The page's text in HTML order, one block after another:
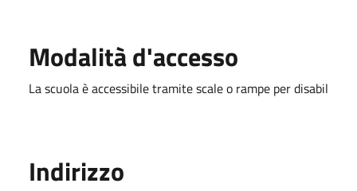
Modalità d'accesso
La scuola è accessibile tramite scale o rampe per disabil
Indirizzo